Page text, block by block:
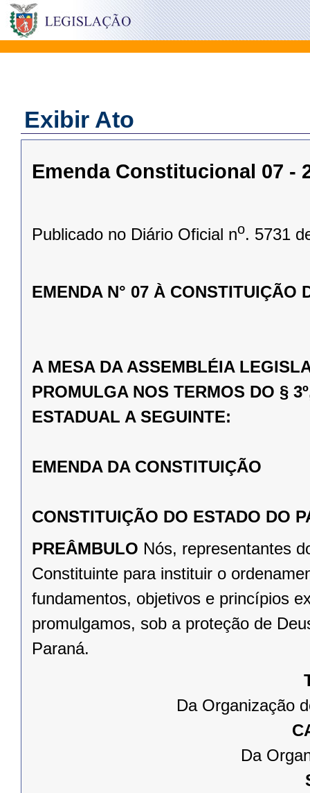
Exibir Ato
Emenda Constitucional 07 -
Publicado no Diário Oficial no. 5731
EMENDA N° 07 À CONSTITUIÇÃO
A MESA DA ASSEMBLÉIA
PROMULGA NOS TERMOS DO §
ESTADUAL A SEGUINTE:
EMENDA DA CONSTITUIÇÃO
CONSTITUIÇÃO DO ESTADO DO
PREÂMBULO Nós, representantes
Constituinte para instituir o
fundamentos, objetivos e princípios
promulgamos, sob a proteção de
Paraná.
Da Organização
Da